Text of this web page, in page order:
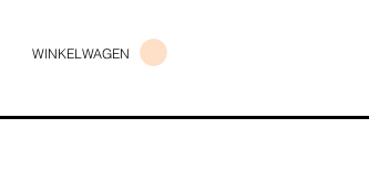
WINKELWAGEN